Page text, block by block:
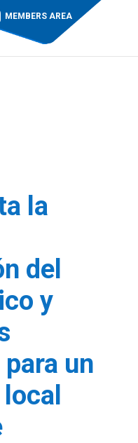
MEMBERS AREA
la
del
y
un